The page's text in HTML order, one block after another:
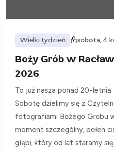
Wielki tydzień sobota, 4
Boży Grób w
2026
To już nasza ponad 20-
Sobotę dzielimy się z
fotografiami Bożego Grobu
moment szczególny, pełen
głębi, który od lat staramy